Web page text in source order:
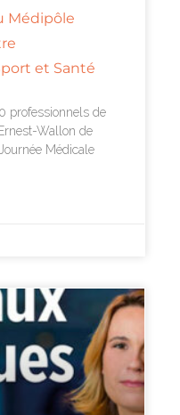
Médipôle
et Santé
professionnels de
Wallon de
Médicale